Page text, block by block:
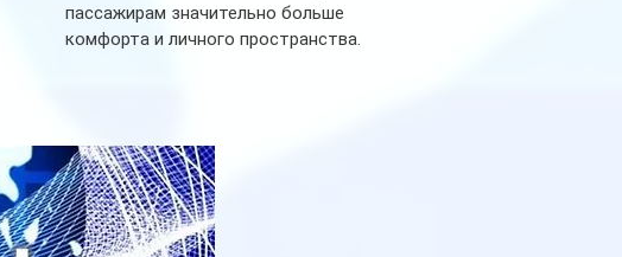
пассажирам значительно больше
комфорта и личного пространства.
индивидуальные шторки у каждого
спального места. Они позволят
пассажирам закрыть свою полку во
время сна или отдыха, создав ощуще